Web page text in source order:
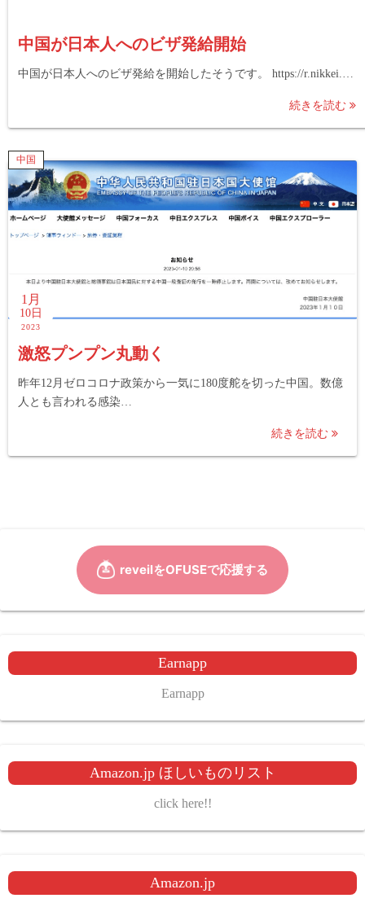
中国が日本人へのビザ発給開始
中国が日本人へのビザ発給を開始したそうです。 https://r.nikkei.…
続きを読む
中国
1月
10日
2023
激怒プンプン丸動く
昨年12月ゼロコロナ政策から一気に180度舵を切った中国。数億
人とも言われる感染…
続きを読む
Earnapp
Earnapp
Amazon.jp ほしいものリスト
click here!!
Amazon.jp